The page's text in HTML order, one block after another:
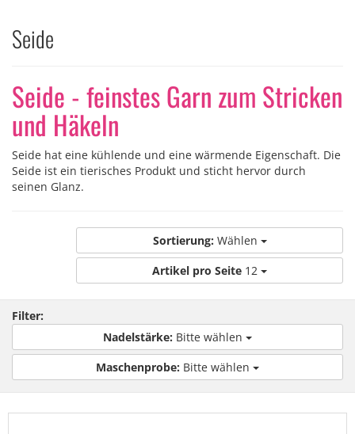
Seide
Seide - feinstes Garn zum Stricken
und Häkeln
Seide hat eine kühlende und eine wärmende Eigenschaft. Die
Seide ist ein tierisches Produkt und sticht hervor durch
seinen Glanz.
Sortierung: Wählen
Artikel pro Seite 12
Filter:
Nadelstärke: Bitte wählen
Maschenprobe: Bitte wählen